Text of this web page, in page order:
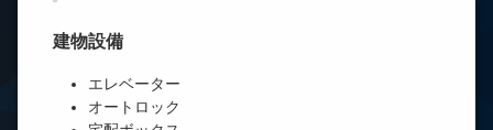
建物設備
エレベーター
オートロック